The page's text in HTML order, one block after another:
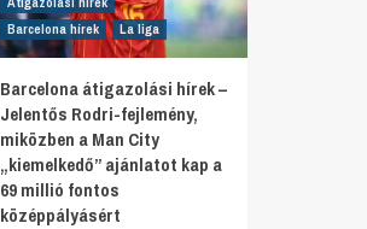
Barcelona hírek
La liga
Barcelona átigazolási hírek –
Jelentős Rodri-fejlemény,
miközben a Man City
„kiemelkedő” ajánlatot kap a
69 millió fontos
középpályásért